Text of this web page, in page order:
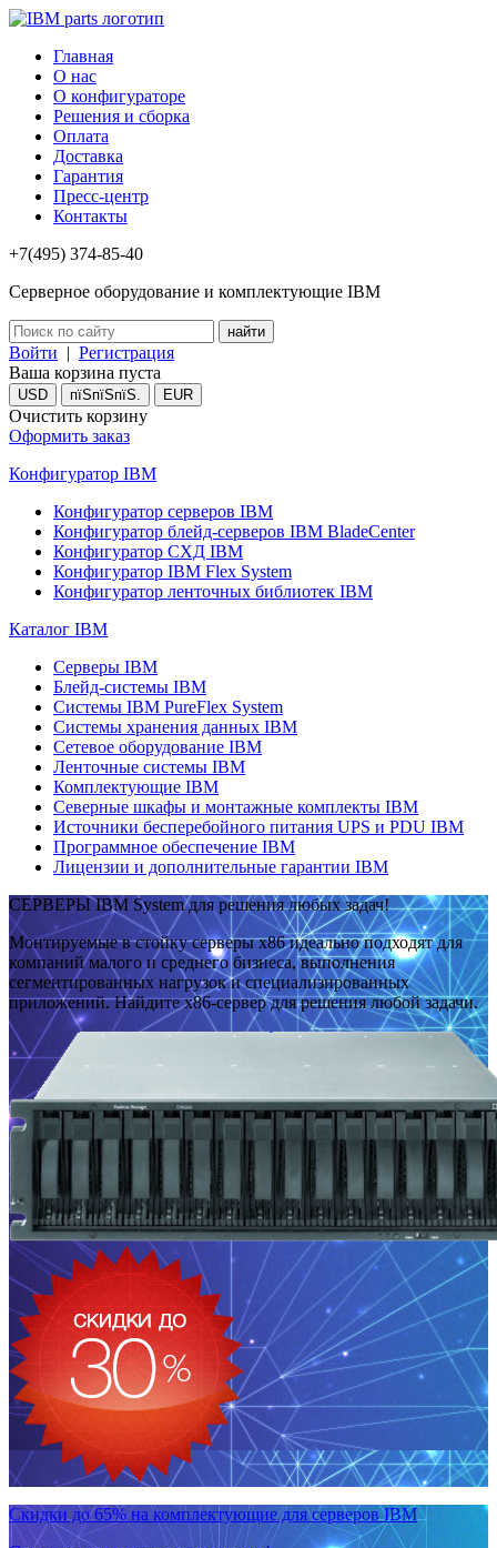
Главная
О нас
О конфигураторе
Решения и сборка
Оплата
Доставка
Гарантия
Пресс-центр
Контакты
+7(495) 374-85-40
Серверное оборудование и комплектующие IBM
Войти | Регистрация
Ваша корзина пуста
USD пїЅпїЅпїЅ. EUR
Очистить корзину
Оформить заказ
Конфигуратор IBM
Конфигуратор серверов IBM
Конфигуратор блейд-серверов IBM BladeCenter
Конфигуратор СХД IBM
Конфигуратор IBM Flex System
Конфигуратор ленточных библиотек IBM
Каталог IBM
Серверы IBM
Блейд-системы IBM
Системы IBM PureFlex System
Системы хранения данных IBM
Сетевое оборудование IBM
Ленточные системы IBM
Комплектующие IBM
Северные шкафы и монтажные комплекты IBM
Источники бесперебойного питания UPS и PDU IBM
Программное обеспечение IBM
Лицензии и дополнительные гарантии IBM
СЕРВЕРЫ IBM System для решения любых задач!
Монтируемые в стойку серверы x86 идеально подходят для
компаний малого и среднего бизнеса, выполнения
сегментированных нагрузок и специализированных
приложений. Найдите x86-сервер для решения любой задачи.
Скидки до 65% на комплектующие для серверов IBM